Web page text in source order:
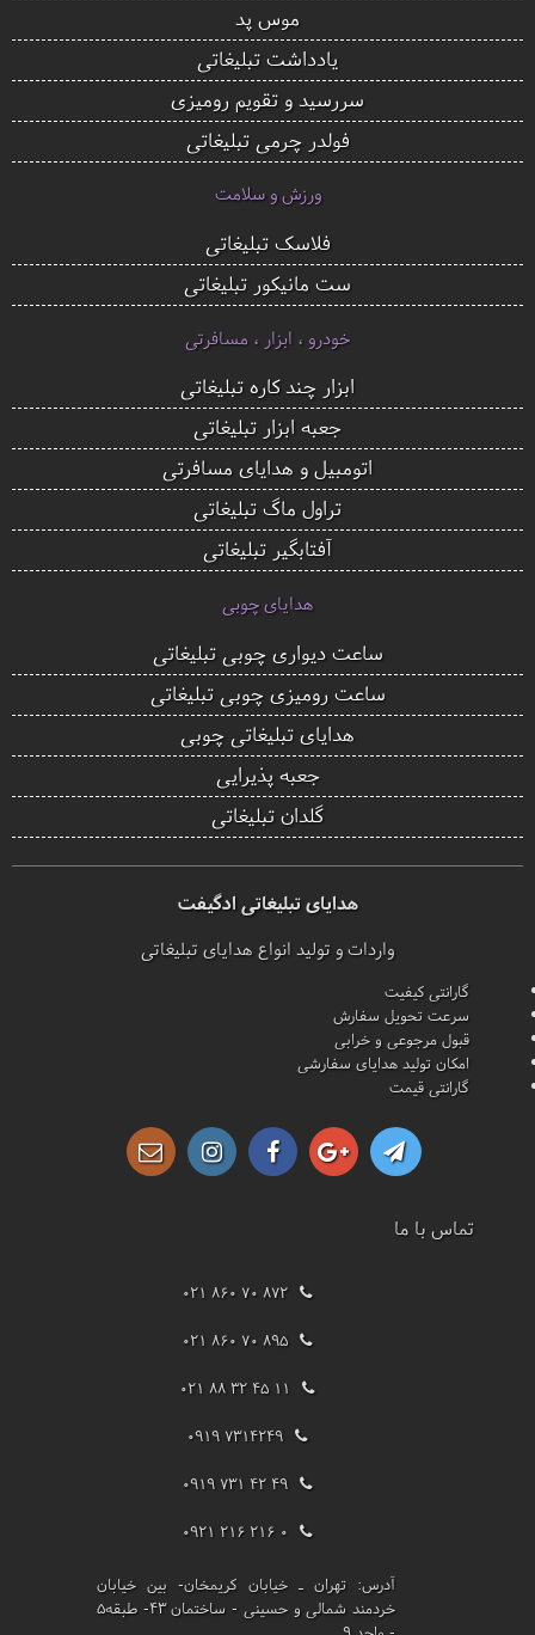
موس پد
یادداشت تبلیغاتی
سررسید و تقویم رومیزی
فولدر چرمی تبلیغاتی
ورزش و سلامت
فلاسک تبلیغاتی
ست مانیکور تبلیغاتی
خودرو ، ابزار ، مسافرتی
ابزار چند کاره تبلیغاتی
جعبه ابزار تبلیغاتی
اتومبیل و هدایای مسافرتی
تراول ماگ تبلیغاتی
آفتابگیر تبلیغاتی
هدایای چوبی
ساعت دیواری چوبی تبلیغاتی
ساعت رومیزی چوبی تبلیغاتی
هدایای تبلیغاتی چوبی
جعبه پذیرایی
گلدان تبلیغاتی
هدایای تبلیغاتی ادگیفت
واردات و تولید انواع هدایای تبلیغاتی
گارانتی کیفیت
سرعت تحویل سفارش
قبول مرجوعی و خرابی
امکان تولید هدایای سفارشی
گارانتی قیمت
تماس با ما
021 860 70 872
021 860 70 895
021 88 32 45 11
0919 7314249
0919 731 42 49
0921 216 216 0
آدرس: تهران ـ خیابان کریمخان- بین خیابان
خردمند شمالی و حسینی - ساختمان 43- طبقه5